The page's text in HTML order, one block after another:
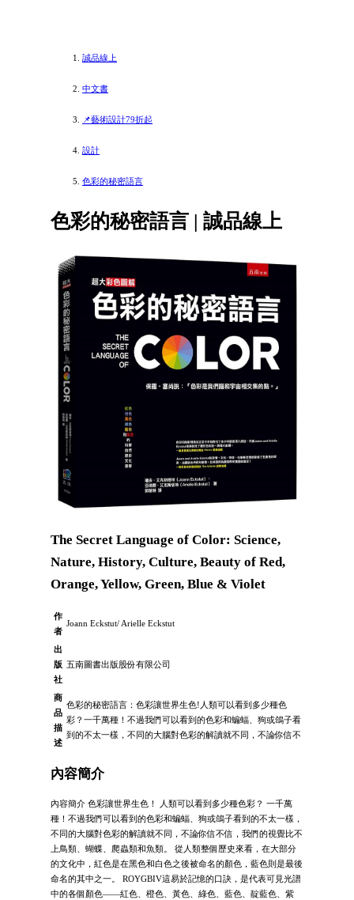
誠品線上
中文書
📌藝術設計79折起
設計
色彩的秘密語言
色彩的秘密語言 | 誠品線上
The Secret Language of Color: Science,
Nature, History, Culture, Beauty of Red,
Orange, Yellow, Green, Blue & Violet
作
者
Joann Eckstut/ Arielle Eckstut
出
版
社
五南圖書出版股份有限公司
商
品
描
述
色彩的秘密語言：色彩讓世界生色!人類可以看到多少種色
彩？一千萬種！不過我們可以看到的色彩和蝙蝠、狗或鴿子看
到的不太一樣，不同的大腦對色彩的解讀就不同，不論你信不
內容簡介
內容簡介 色彩讓世界生色！ 人類可以看到多少種色彩？ 一千萬
種！不過我們可以看到的色彩和蝙蝠、狗或鴿子看到的不太一樣，
不同的大腦對色彩的解讀就不同，不論你信不信，我們的視覺比不
上鳥類、蝴蝶、爬蟲類和魚類。 從人類整個歷史來看，在大部分
的文化中，紅色是在黑色和白色之後被命名的顏色，藍色則是最後
命名的其中之一。 ROYGBIV這易於記憶的口訣，是代表可見光譜
中的各個顏色――紅色、橙色、黃色、綠色、藍色、靛藍色、紫